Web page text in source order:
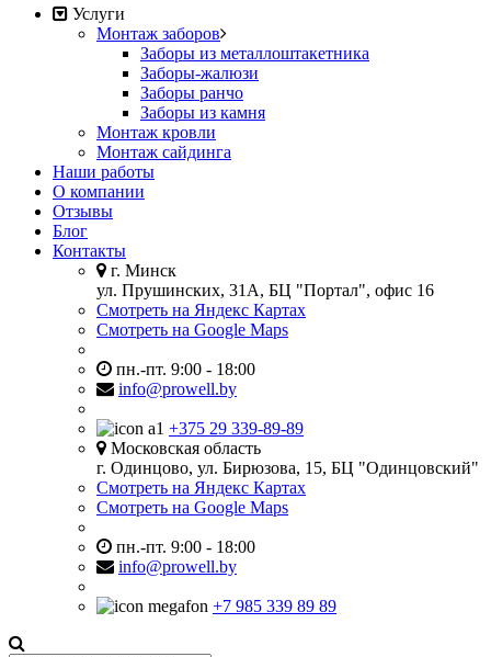
Услуги
Монтаж заборов
Заборы из металлоштакетника
Заборы-жалюзи
Заборы ранчо
Заборы из камня
Монтаж кровли
Монтаж сайдинга
Наши работы
О компании
Отзывы
Блог
Контакты
г. Минск
ул. Прушинских, 31А, БЦ "Портал", офис 16
Смотреть на Яндекс Картах
Смотреть на Google Maps
пн.-пт. 9:00 - 18:00
info@prowell.by
+375 29 339-89-89
Московская область
г. Одинцово, ул. Бирюзова, 15, БЦ "Одинцовский"
Смотреть на Яндекс Картах
Смотреть на Google Maps
пн.-пт. 9:00 - 18:00
info@prowell.by
+7 985 339 89 89